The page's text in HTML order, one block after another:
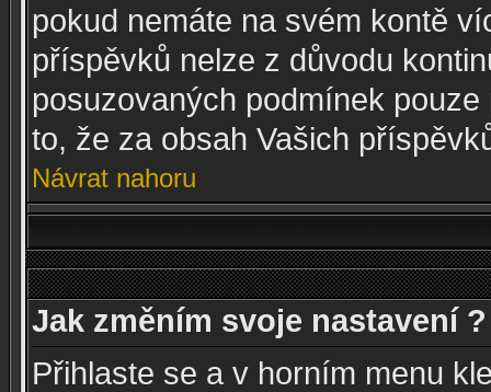
pokud nemáte na svém kontě
příspěvků nelze z důvodu
posuzovaných podmínek
to, že za obsah Vašich
Návrat nahoru
Jak změním svoje nastavení ?
Přihlaste se a v horním menu